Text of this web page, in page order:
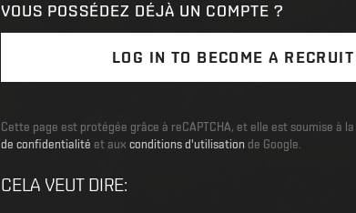
VOUS POSSÉDEZ DÉJÀ UN COMPTE ?
LOG IN TO BECOME A RECRUIT
Cette page est protégée grâce à reCAPTCHA, et elle est soumise à la
de confidentialité et aux conditions d'utilisation de Google.
CELA VEUT DIRE: